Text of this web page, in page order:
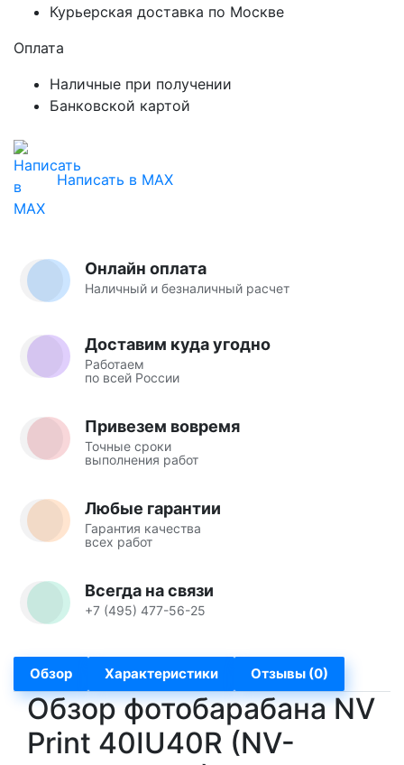
Курьерская доставка по Москве
Оплата
Наличные при получении
Банковской картой
Написать в MAX
Онлайн оплата
Наличный и безналичный расчет
Доставим куда угодно
Работаем
по всей России
Привезем вовремя
Точные сроки
выполнения работ
Любые гарантии
Гарантия качества
всех работ
Всегда на связи
+7 (495) 477-56-25
Обзор Характеристики Отзывы (0)
Обзор фотобарабана NV
Print 40IU40R (NV-